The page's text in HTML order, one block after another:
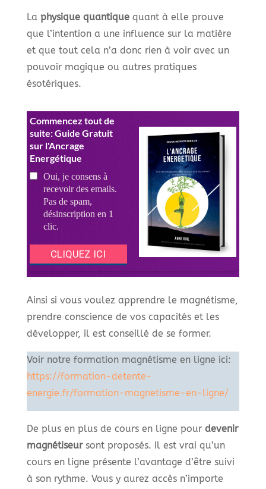
La physique quantique quant à elle prouve
que l’intention a une influence sur la matière
et que tout cela n’a donc rien à voir avec un
pouvoir magique ou autres pratiques
ésotériques.
Ainsi si vous voulez apprendre le magnétisme,
prendre conscience de vos capacités et les
développer, il est conseillé de se former.
Voir notre formation magnétisme en ligne ici:
https://formation-detente-
energie.fr/formation-magnetisme-en-ligne/
De plus en plus de cours en ligne pour devenir
magnétiseursont proposés. Il est vrai qu’un
cours en ligne présente l’avantage d’être suivi
à son rythme. Vous y aurez accès n’importe